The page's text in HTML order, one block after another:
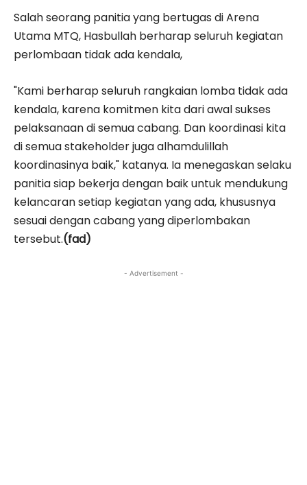
Salah seorang panitia yang bertugas di Arena
Utama MTQ, Hasbullah berharap seluruh kegiatan
perlombaan tidak ada kendala,
"Kami berharap seluruh rangkaian lomba tidak ada
kendala, karena komitmen kita dari awal sukses
pelaksanaan di semua cabang. Dan koordinasi kita
di semua stakeholder juga alhamdulillah
koordinasinya baik," katanya. Ia menegaskan selaku
panitia siap bekerja dengan baik untuk mendukung
kelancaran setiap kegiatan yang ada, khususnya
sesuai dengan cabang yang diperlombakan
tersebut.(fad)
- Advertisement -